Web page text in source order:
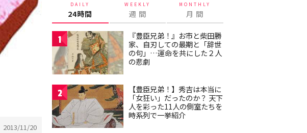
2013/11/20
DAILY
24時間
WEEKLY
週 間
MONTHLY
月 間
1
『豊臣兄弟！』お市と柴田勝
家、自刃しての最期と「辞世
の句」…運命を共にした２人
の悲劇
2
【豊臣兄弟！】秀吉は本当に
「女狂い」だったのか？ 天下
人を彩った11人の側室たちを
時系列で一挙紹介